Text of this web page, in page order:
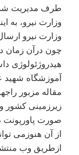
طرف مدیریت
وزارت نیرو، به
وزارت نیرو
چون درآن زمان
هیدروژئولوژی
آموزشگاه شهید
مقاله مزبور
زیرزمینی کشور
صورت پاورپونت
از آن هنوزمی
ازطریق وب